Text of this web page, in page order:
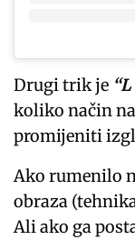
Drugi trik je
koliko način
promijeniti
Ako rumenilo
obraza
Ali ako ga